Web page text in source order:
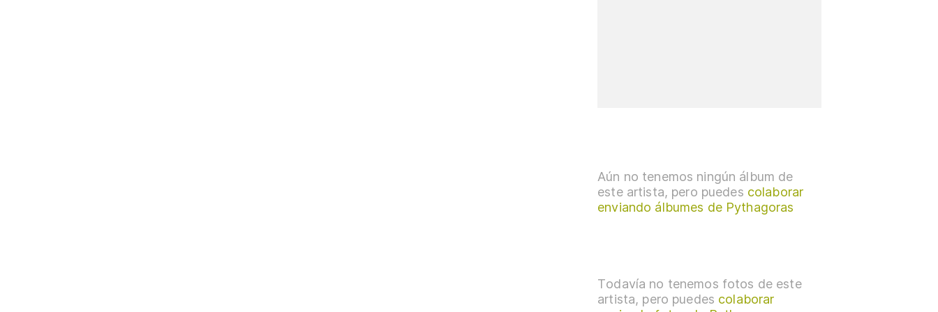
Aún no tenemos ningún álbum de
este artista, pero puedes colaborar
enviando álbumes de Pythagoras
Todavía no tenemos fotos de este
artista, pero puedes colaborar